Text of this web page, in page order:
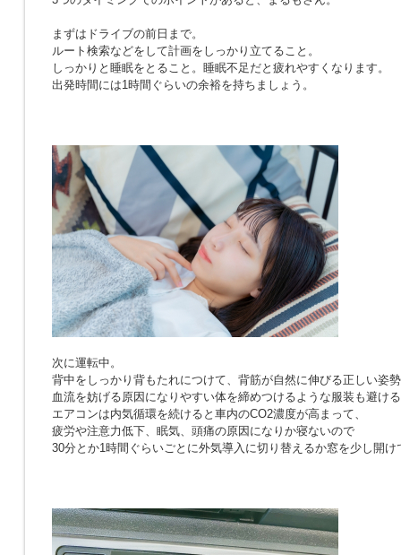
まずはドライブの前日まで。
ルート検索などをして計画をしっかり立てること。
しっかりと睡眠をとること。睡眠不足だと疲れやすくなります。
出発時間には1時間ぐらいの余裕を持ちましょう。
次に運転中。
背中をしっかり背もたれにつけて、背筋が自然に伸びる正しい姿
血流を妨げる原因になりやすい体を締めつけるような服装も避け
エアコンは内気循環を続けると車内のCO2濃度が高まって、
疲労や注意力低下、眠気、頭痛の原因になりか寝ないので
30分とか1時間ぐらいごとに外気導入に切り替えるか窓を少し開け